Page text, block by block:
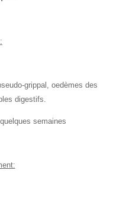
grippal, oedèmes des
digestifs.
semaines